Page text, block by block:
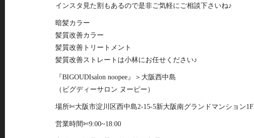
インスタ見た割もあるので是非ご気軽にご相談下さいね♪
暗髪カラー
髪質改善カラー
髪質改善トリートメント
髪質改善ストレートは小林にお任せください♪
『BIGOUDIsalon noopee』＞大阪西中島
（ビグディーサロン ヌーピー）
場所✄大阪市淀川区西中島2-15-5新大阪南グランドマンション1F
営業時間✄9:00~18:00